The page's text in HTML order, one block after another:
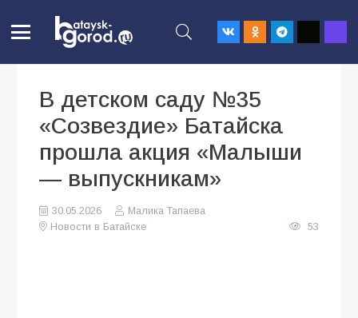
В детском саду №35
«Созвездие» Батайска
прошла акция «Малыши
— выпускникам»
30.05.2026
Малика Тапаева
Новости в Батайске
53